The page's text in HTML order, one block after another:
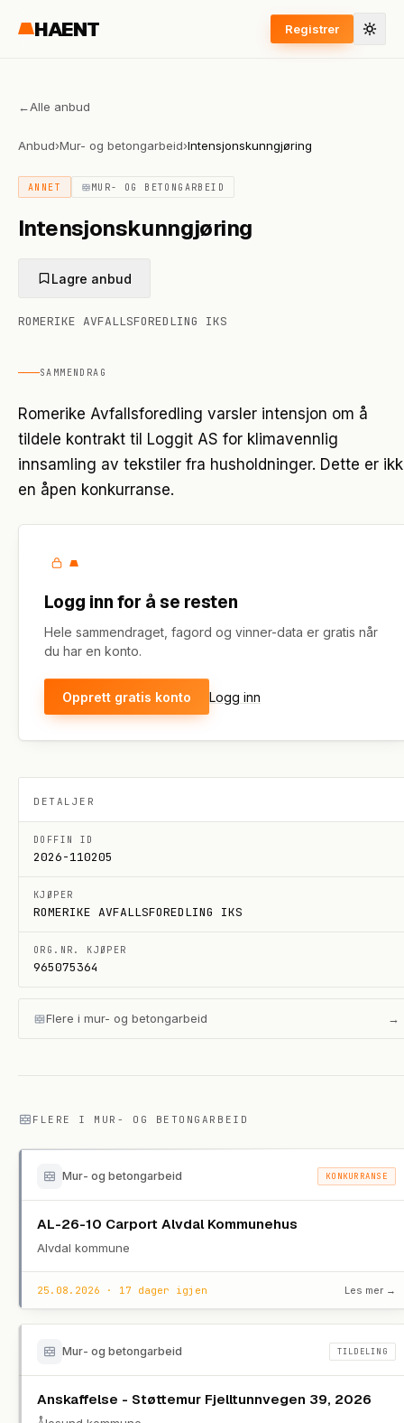
HAENT Registrer
←Alle anbud
Anbud›Mur- og betongarbeid›Intensjonskunngjøring
ANNET MUR- OG BETONGARBEID
Intensjonskunngjøring
Lagre anbud
ROMERIKE AVFALLSFOREDLING IKS
SAMMENDRAG
Romerike Avfallsforedling varsler intensjon om å
tildele kontrakt til Loggit AS for klimavennlig
innsamling av tekstiler fra husholdninger. Dette er
en åpen konkurranse.
Logg inn for å se resten
Hele sammendraget, fagord og vinner-data er gratis når
du har en konto.
Opprett gratis konto Logg inn
DETALJER
DOFFIN ID
2026-110205
KJØPER
ROMERIKE AVFALLSFOREDLING IKS
ORG.NR. KJØPER
965075364
Flere i mur- og betongarbeid →
FLERE I MUR- OG BETONGARBEID
Mur- og betongarbeid KONKURRANSE
AL-26-10 Carport Alvdal Kommunehus
Alvdal kommune
25.08.2026 · 17 dager igjen Les mer →
Mur- og betongarbeid TILDELING
Anskaffelse - Støttemur Fjelltunnvegen 39, 2026